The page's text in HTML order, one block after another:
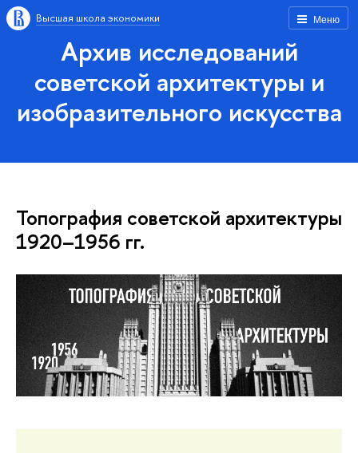
Меню
Высшая школа экономики
Архив исследований
советской архитектуры и
изобразительного искусства
Топография советской архитектуры
1920–1956 гг.